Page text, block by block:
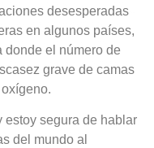
desesperadas
en algunos países,
donde el número de
grave de camas
estoy segura de hablar
del mundo al